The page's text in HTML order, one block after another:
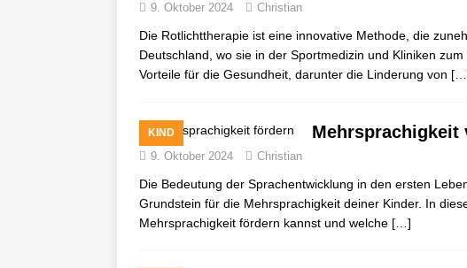
9. Oktober 2024 Christian
Die Rotlichttherapie ist eine innovative Methode, die
Deutschland, wo sie in der Sportmedizin und Kliniken
Vorteile für die Gesundheit, darunter die Linderung von
KIND Mehrsprachigkeit
9. Oktober 2024 Christian
Die Bedeutung der Sprachentwicklung in den ersten
Grundstein für die Mehrsprachigkeit deiner Kinder. In
Mehrsprachigkeit fördern kannst und welche […]